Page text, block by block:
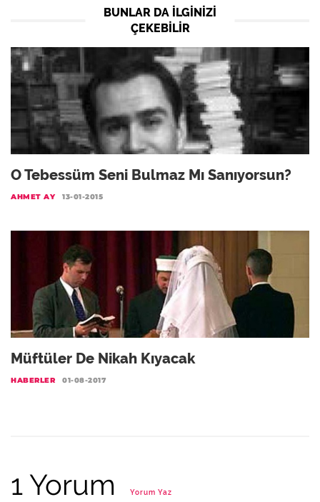
BUNLAR DA ILGINIZI
ÇEKEBILIR
O Tebessüm Seni Bulmaz Mı Sanıyorsun?
AHMET AY 13-01-2015
Müftüler De Nikah Kıyacak
HABERLER 01-08-2017
1 Yorum Yorum Yaz